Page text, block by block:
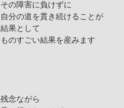
その障害に負けずに
自分の道を貫き続けることが
結果として
ものすごい結果を産みます
残念ながら